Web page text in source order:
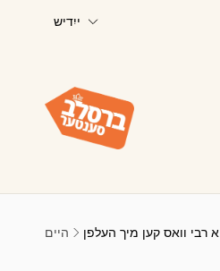
ך
ייִדיש
היים א רבי וואס קען מיך העלפן